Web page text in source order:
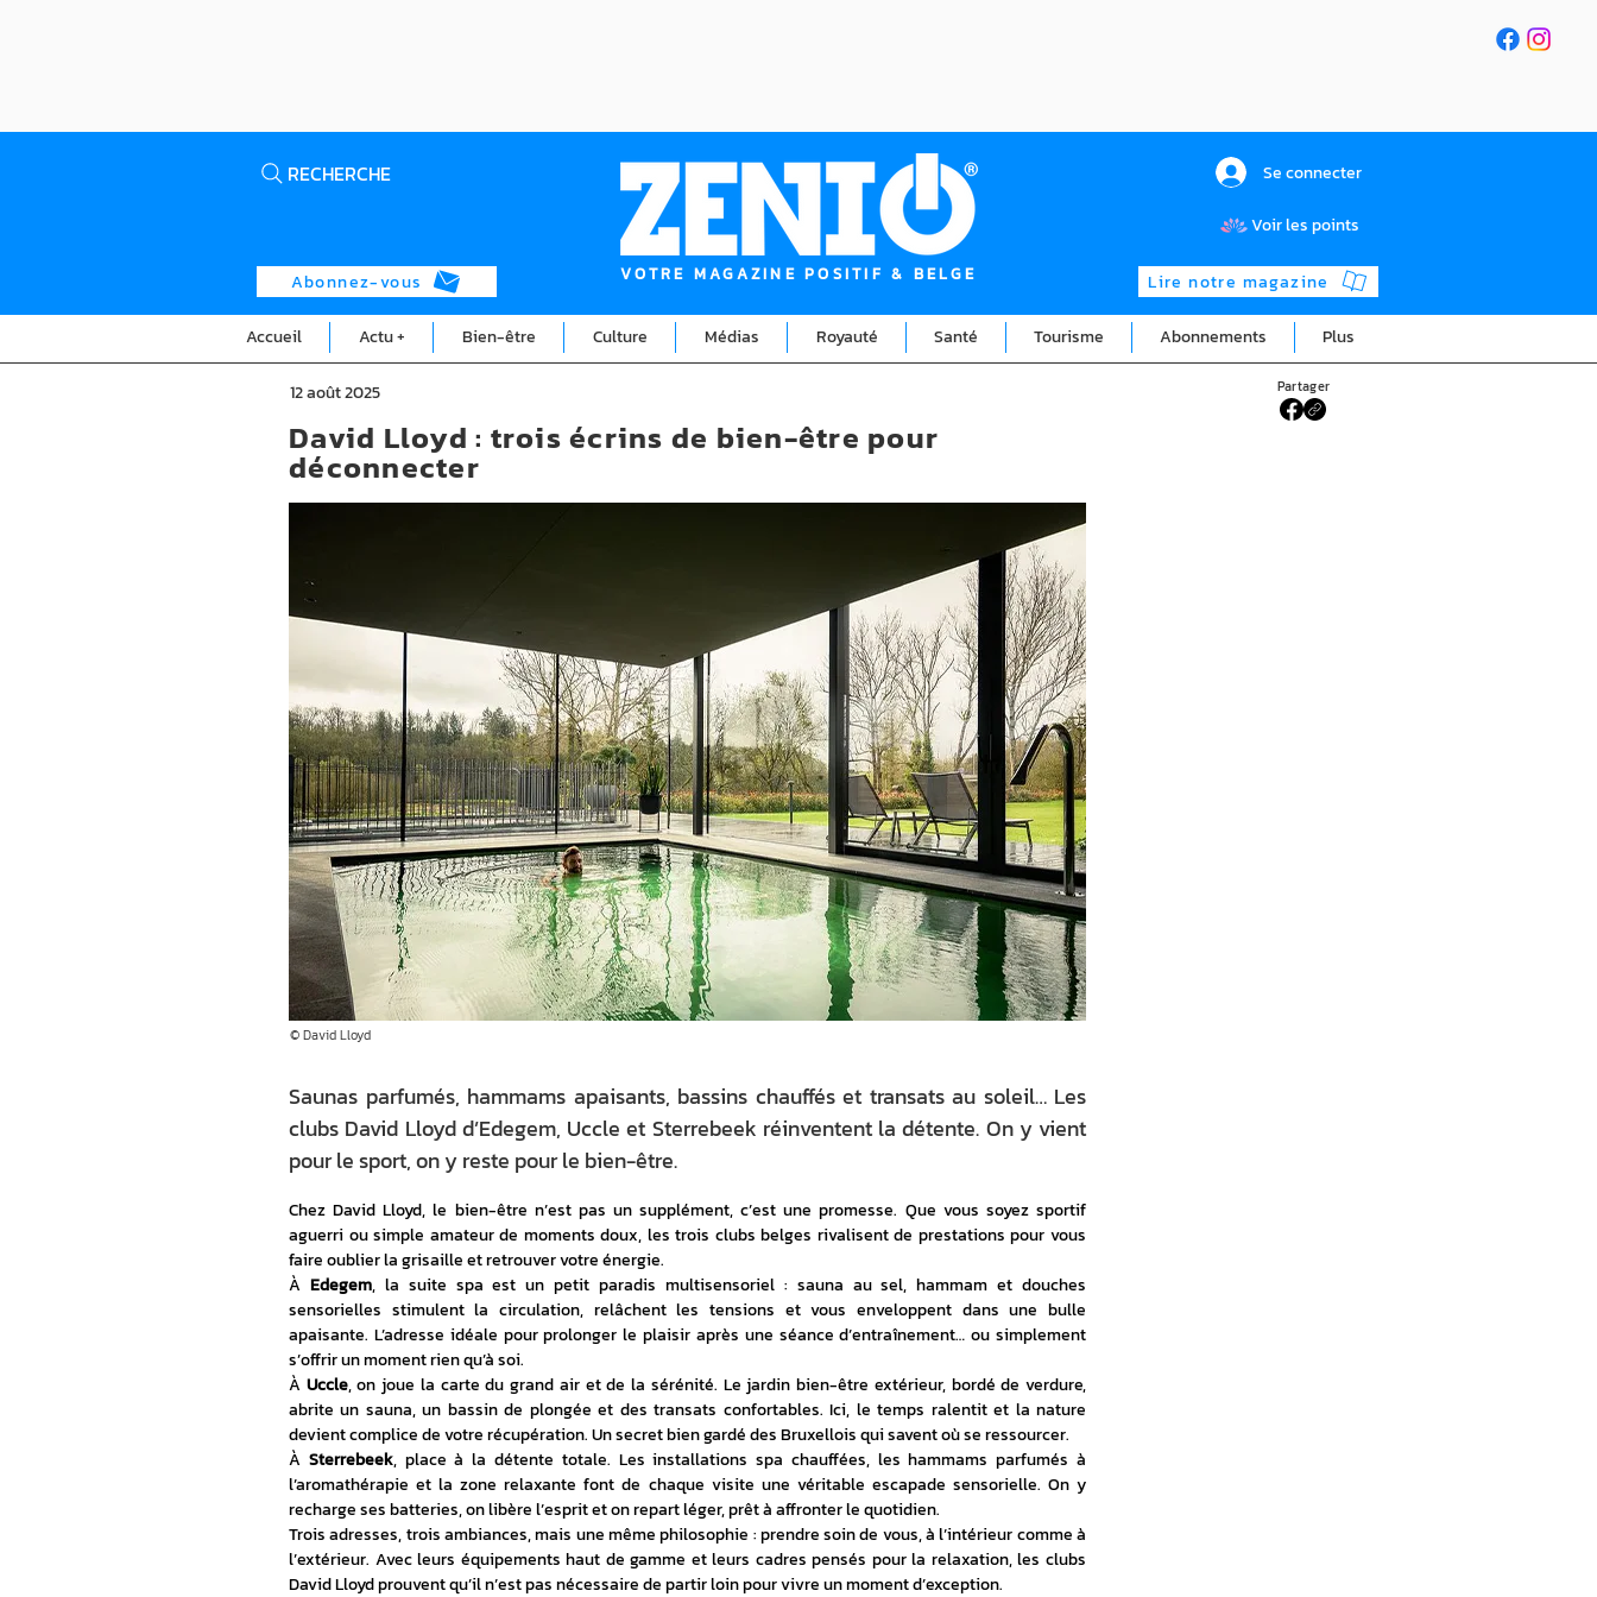
RECHERCHE
Abonnez-vous VOTRE MAGAZINE POSITIF & BELGE
Se connecter
Voir les points
Lire notre magazine
Accueil Actu + Bien-être Culture Médias Royauté Santé Tourisme Abonnements Plus
12 août 2025 Partager
© David Lloyd
Saunas parfumés, hammams apaisants, bassins chauffés et transats au soleil… Les
clubs David Lloyd d’Edegem, Uccle et Sterrebeek réinventent la détente. On y vient
pour le sport, on y reste pour le bien-être.
Chez David Lloyd, le bien-être n’est pas un supplément, c’est une promesse. Que vous soyez sportif
aguerri ou simple amateur de moments doux, les trois clubs belges rivalisent de prestations pour vous
faire oublier la grisaille et retrouver votre énergie.
À Edegem, la suite spa est un petit paradis multisensoriel : sauna au sel, hammam et douches
sensorielles stimulent la circulation, relâchent les tensions et vous enveloppent dans une bulle
apaisante. L’adresse idéale pour prolonger le plaisir après une séance d’entraînement… ou simplement
s’offrir un moment rien qu’à soi.
À Uccle, on joue la carte du grand air et de la sérénité. Le jardin bien-être extérieur, bordé de verdure,
abrite un sauna, un bassin de plongée et des transats confortables. Ici, le temps ralentit et la nature
devient complice de votre récupération. Un secret bien gardé des Bruxellois qui savent où se ressourcer.
À Sterrebeek, place à la détente totale. Les installations spa chauffées, les hammams parfumés à
l’aromathérapie et la zone relaxante font de chaque visite une véritable escapade sensorielle. On y
recharge ses batteries, on libère l’esprit et on repart léger, prêt à affronter le quotidien.
Trois adresses, trois ambiances, mais une même philosophie : prendre soin de vous, à l’intérieur comme à
l’extérieur. Avec leurs équipements haut de gamme et leurs cadres pensés pour la relaxation, les clubs
David Lloyd prouvent qu’il n’est pas nécessaire de partir loin pour vivre un moment d’exception.
David Lloyd : trois écrins de bien-être pour
déconnecter